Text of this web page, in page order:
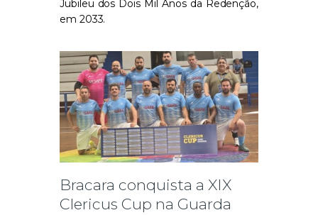
Jubileu dos Dois Mil Anos da Redenção,
em 2033.
Bracara conquista a XIX
Clericus Cup na Guarda